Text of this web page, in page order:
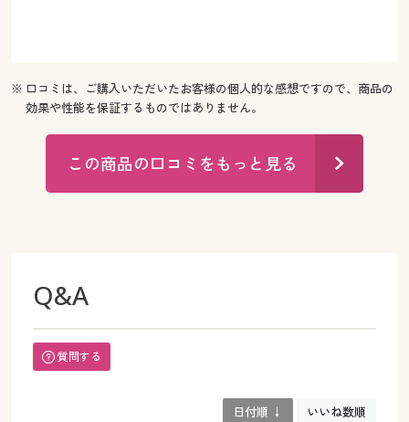
※ 口コミは、ご購入いただいたお客様の個人的な感想ですので、商品の
効果や性能を保証するものではありません。
この商品の口コミをもっと見る
Q&A
質問する
日付順 ↓ いいね数順